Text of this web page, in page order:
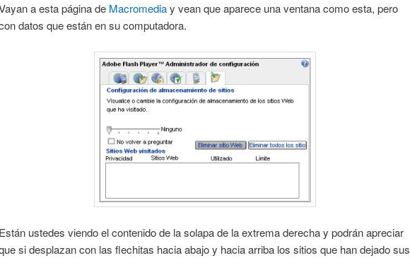
a esta página de Macromediay vean que aparece una ventana como esta, pero
datos que están en su computadora.
Están ustedes viendo el contenido de la solapa de la extrema derecha y podrán apreciar
si desplazan con las flechitas hacia abajo y hacia arriba los sitios que han dejado sus